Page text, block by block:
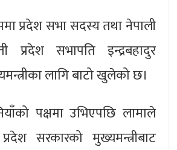
प्रदेश सभा सदस्य तथा नेपाली
प्रदेश सभापति इन्द्रबहादुर
लागि बाटो खुलेको छ।
पक्षमा उभिएपछि लामाले
सरकारको मुख्यमन्त्रीबाट